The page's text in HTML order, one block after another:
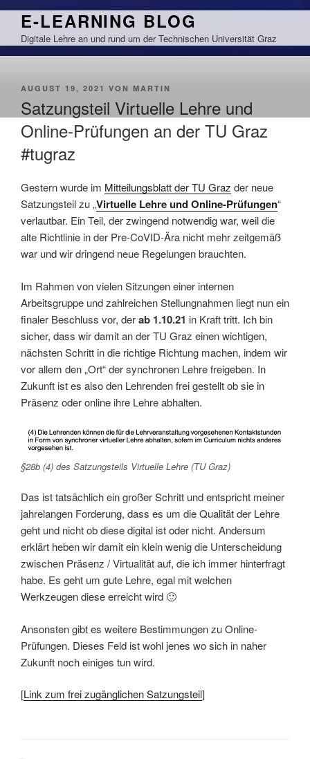
Zum
springen
E-LEARNING BLOG
Digitale Lehre an und rund um der Technischen Universität Graz
VERÖFFENTLICHT
AUGUST 19, 2021 VON MARTIN
Satzungsteil Virtuelle Lehre und
Online-Prüfungen an der TU Graz
#tugraz
Gestern wurde im Mitteilungsblatt der TU Graz der neue
Satzungsteil zu „Virtuelle Lehre und Online-Prüfungen“
verlautbar. Ein Teil, der zwingend notwendig war, weil die
alte Richtlinie in der Pre-CoVID-Ära nicht mehr zeitgemäß
war und wir dringend neue Regelungen brauchten.
Im Rahmen von vielen Sitzungen einer internen
Arbeitsgruppe und zahlreichen Stellungnahmen liegt nun ein
finaler Beschluss vor, derab 1.10.21 in Kraft tritt. Ich bin
sicher, dass wir damit an der TU Graz einen wichtigen,
nächsten Schritt in die richtige Richtung machen, indem wir
vor allem den „Ort“ der synchronen Lehre freigeben. In
Zukunft ist es also den Lehrenden frei gestellt ob sie in
Präsenz oder online ihre Lehre abhalten.
§28b (4) des Satzungsteils Virtuelle Lehre (TU Graz)
Das ist tatsächlich ein großer Schritt und entspricht meiner
jahrelangen Forderung, dass es um die Qualität der Lehre
geht und nicht ob diese digital ist oder nicht. Andersum
erklärt heben wir damit ein klein wenig die Unterscheidung
zwischen Präsenz / Virtualität auf, die ich immer hinterfragt
habe. Es geht um gute Lehre, egal mit welchen
Werkzeugen diese erreicht wird 🙂
Ansonsten gibt es weitere Bestimmungen zu Online-
Prüfungen. Dieses Feld ist wohl jenes wo sich in naher
Zukunft noch einiges tun wird.
[Link zum frei zugänglichen Satzungsteil]